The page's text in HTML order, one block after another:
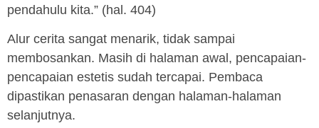
pendahulu kita.” (hal. 404)
Alur cerita sangat menarik, tidak sampai
membosankan. Masih di halaman awal, pencapaian-
pencapaian estetis sudah tercapai. Pembaca
dipastikan penasaran dengan halaman-halaman
selanjutnya.